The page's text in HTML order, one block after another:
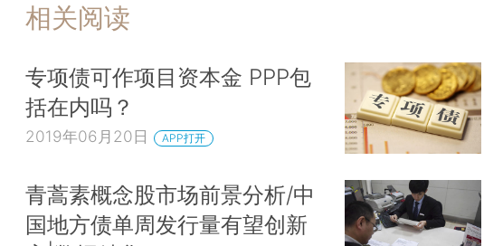
相关阅读
专项债可作项目资本金 PPP包
括在内吗？
2019年06月20日 APP打开
青蒿素概念股市场前景分析/中
国地方债单周发行量有望创新